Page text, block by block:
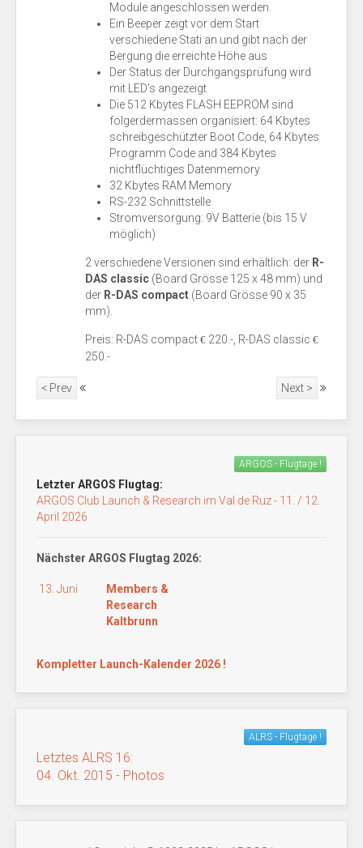
Module angeschlossen werden.
Ein Beeper zeigt vor dem Start
verschiedene Stati an und gibt nach der
Bergung die erreichte Höhe aus
Der Status der Durchgangsprüfung wird
mit LED's angezeigt
Die 512 Kbytes FLASH EEPROM sind
folgerdermassen organisiert: 64 Kbytes
schreibgeschützter Boot Code, 64 Kbytes
Programm Code and 384 Kbytes
nichtflüchtiges Datenmemory
32 Kbytes RAM Memory
RS-232 Schnittstelle
Stromversorgung: 9V Batterie (bis 15 V
möglich)
2 verschiedene Versionen sind erhältlich: der R-
DAS classic (Board Grösse 125 x 48 mm) und
der R-DAS compact (Board Grösse 90 x 35
mm).
Preis: R-DAS compact € 220.-, R-DAS classic €
250.-
< Prev Next >
ARGOS - Flugtage !
Letzter ARGOS Flugtag:
ARGOS Club Launch & Research im Val de Ruz - 11. / 12.
April 2026
Nächster ARGOS Flugtag 2026:
13. Juni
Members &
Research
Kaltbrunn
Kompletter Launch-Kalender 2026 !
ALRS - Flugtage !
Letztes ALRS 16:
04. Okt. 2015 - Photos